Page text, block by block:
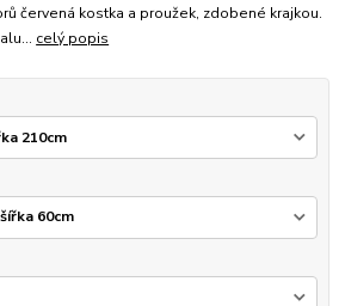
červená kostka a proužek, zdobené krajkou.
celý popis